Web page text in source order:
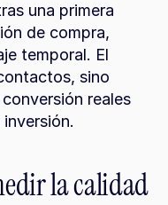
una primera
de compra,
temporal. El
sino
reales
la calidad